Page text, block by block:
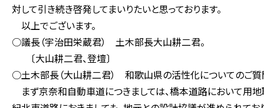
対して引き続き啓発してまいりたいと思っております。
以上でございます。
○議長（宇治田栄蔵君） 土木部長大山耕二君。
〔大山耕二君、登壇〕
○土木部長（大山耕二君） 和歌山県の活性化についてのご質
まず京奈和自動車道につきましては、橋本道路において用地